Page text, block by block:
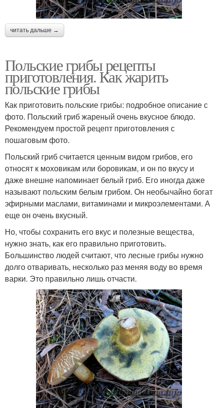
читать дальше →
Польские грибы рецепты
приготовления. Как жарить
польские грибы
Как приготовить польские грибы: подробное описание с
фото. Польский гриб жареный очень вкусное блюдо.
Рекомендуем простой рецепт приготовления с
пошаговым фото.
Польский гриб считается ценным видом грибов, его
относят к моховикам или боровикам, и он по вкусу и
даже внешне напоминает белый гриб. Его иногда даже
называют польским белым грибом. Он необычайно богат
эфирными маслами, витаминами и микроэлементами. А
еще он очень вкусный.
Но, чтобы сохранить его вкус и полезные вещества,
нужно знать, как его правильно приготовить.
Большинство людей считают, что лесные грибы нужно
долго отваривать, несколько раз меняя воду во время
варки. Это правильно лишь отчасти.